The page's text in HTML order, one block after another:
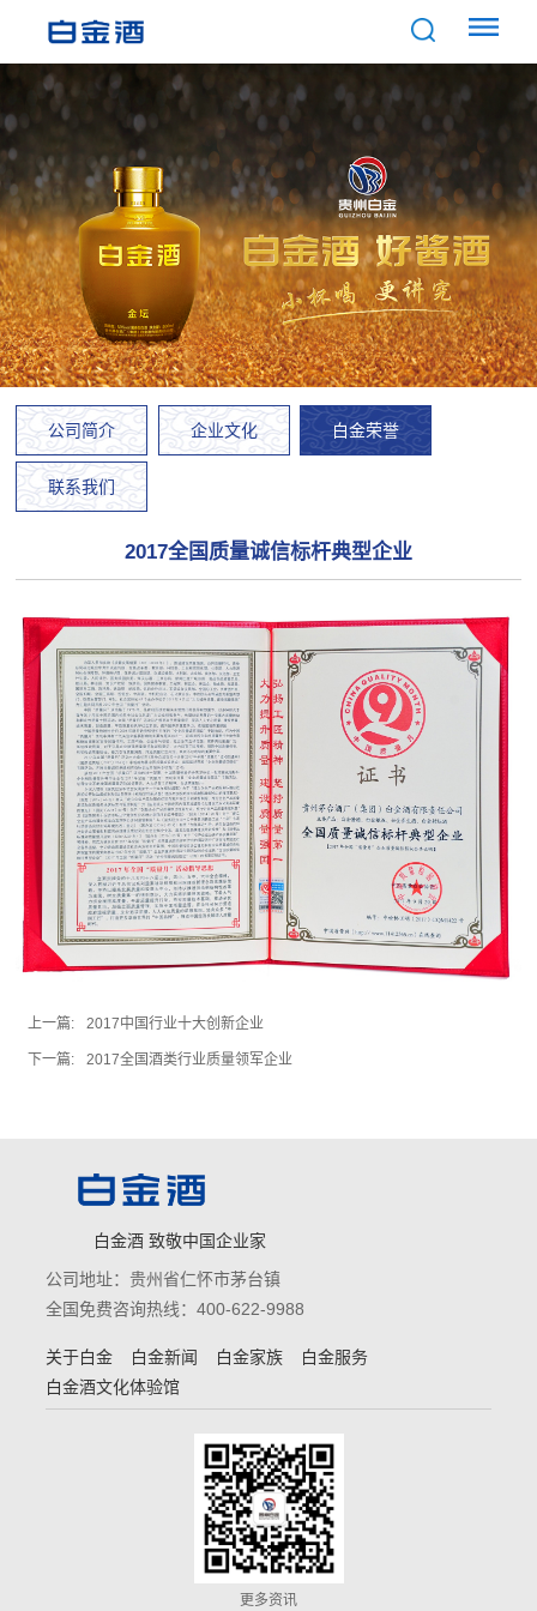
公司简介 企业文化 白金荣誉
联系我们
2017全国质量诚信标杆典型企业
上一篇: 2017中国行业十大创新企业
下一篇: 2017全国酒类行业质量领军企业
白金酒 致敬中国企业家
公司地址：贵州省仁怀市茅台镇
全国免费咨询热线：400-622-9988
关于白金 白金新闻 白金家族
白金服务
白金酒文化体验馆
更多资讯